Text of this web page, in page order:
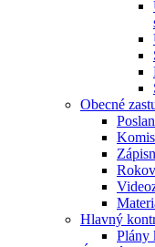
Obecné
Hlavný
Plány